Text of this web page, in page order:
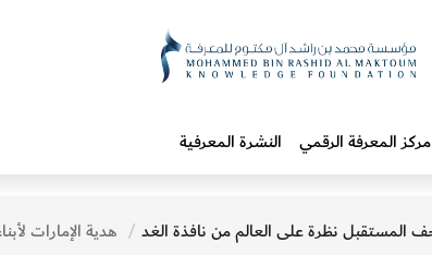
مركز المعرفة الرقمي النشرة المعرفية
المستقبل نظرة على العالم من نافذة الغد هدية الإمارات